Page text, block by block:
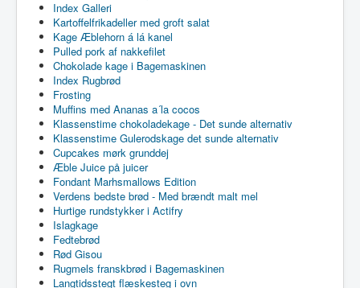
Index Galleri
Kartoffelfrikadeller med groft salat
Kage Æblehorn á lá kanel
Pulled pork af nakkefilet
Chokolade kage i Bagemaskinen
Index Rugbrød
Frosting
Muffins med Ananas a´la cocos
Klassenstime chokoladekage - Det sunde alternativ
Klassenstime Gulerodskage det sunde alternativ
Cupcakes mørk grunddej
Æble Juice på juicer
Fondant Marhsmallows Edition
Verdens bedste brød - Med brændt malt mel
Hurtige rundstykker i Actifry
Islagkage
Fedtebrød
Rød Gisou
Rugmels franskbrød i Bagemaskinen
Langtidsstegt flæskesteg i ovn